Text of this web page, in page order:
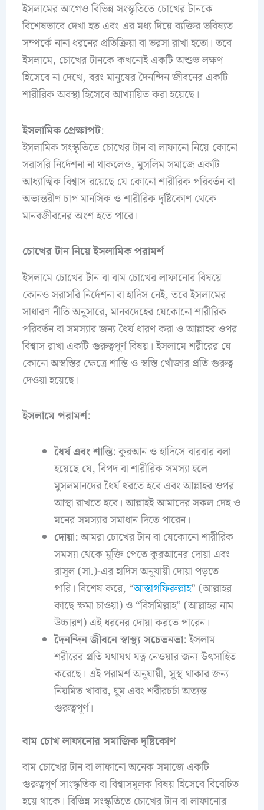
ইসলামের আগেও বিভিন্ন সংস্কৃতিতে চোখের টানকে
বিশেষভাবে দেখা হত এবং এর মধ্য দিয়ে ব্যক্তির ভবিষ্যত
সম্পর্কে নানা ধরনের প্রতিক্রিয়া বা ভরসা রাখা হতো। তবে
ইসলামে, চোখের টানকে কখনোই একটি অশুভ লক্ষণ
হিসেবে না দেখে, বরং মানুষের দৈনন্দিন জীবনের একটি
শারীরিক অবস্থা হিসেবে আখ্যায়িত করা হয়েছে।
ইসলামিক প্রেক্ষাপট:
ইসলামিক সংস্কৃতিতে চোখের টান বা লাফানো নিয়ে কোনো
সরাসরি নির্দেশনা না থাকলেও, মুসলিম সমাজে একটি
আধ্যাত্মিক বিশ্বাস রয়েছে যে কোনো শারীরিক পরিবর্তন বা
অভ্যন্তরীণ চাপ মানসিক ও শারীরিক দৃষ্টিকোণ থেকে
মানবজীবনের অংশ হতে পারে।
চোখের টান নিয়ে ইসলামিক পরামর্শ
ইসলামে চোখের টান বা বাম চোখের লাফানোর বিষয়ে
কোনও সরাসরি নির্দেশনা বা হাদিস নেই, তবে ইসলামের
সাধারণ নীতি অনুসারে, মানবদেহের যেকোনো শারীরিক
পরিবর্তন বা সমস্যার জন্য ধৈর্য ধারণ করা ও আল্লাহর ওপর
বিশ্বাস রাখা একটি গুরুত্বপূর্ণ বিষয়। ইসলামে শরীরের যে
কোনো অস্বস্তির ক্ষেত্রে শান্তি ও স্বস্তি খোঁজার প্রতি গুরুত্ব
দেওয়া হয়েছে।
ইসলামে পরামর্শ:
ধৈর্য এবং শান্তি: কুরআন ও হাদিসে বারবার বলা
হয়েছে যে, বিপদ বা শারীরিক সমস্যা হলে
মুসলমানদের ধৈর্য ধরতে হবে এবং আল্লাহর ওপর
আস্থা রাখতে হবে। আল্লাহই আমাদের সকল দেহ ও
মনের সমস্যার সমাধান দিতে পারেন।
দোয়া: আমরা চোখের টান বা যেকোনো শারীরিক
সমস্যা থেকে মুক্তি পেতে কুরআনের দোয়া এবং
রাসূল (সা.)-এর হাদিস অনুযায়ী দোয়া পড়তে
পারি। বিশেষ করে, “আস্তাগফিরুল্লাহ” (আল্লাহর
কাছে ক্ষমা চাওয়া) ও “বিসমিল্লাহ” (আল্লাহর নাম
উচ্চারণ) এই ধরনের দোয়া করতে পারেন।
দৈনন্দিন জীবনে স্বাস্থ্য সচেতনতা: ইসলাম
শরীরের প্রতি যথাযথ যত্ন নেওয়ার জন্য উৎসাহিত
করেছে। এই পরামর্শ অনুযায়ী, সুস্থ থাকার জন্য
নিয়মিত খাবার, ঘুম এবং শরীরচর্চা অত্যন্ত
গুরুত্বপূর্ণ।
বাম চোখ লাফানোর সমাজিক দৃষ্টিকোণ
বাম চোখের টান বা লাফানো অনেক সমাজে একটি
গুরুত্বপূর্ণ সাংস্কৃতিক বা বিশ্বাসমূলক বিষয় হিসেবে বিবেচিত
হয়ে থাকে। বিভিন্ন সংস্কৃতিতে চোখের টান বা লাফানোর